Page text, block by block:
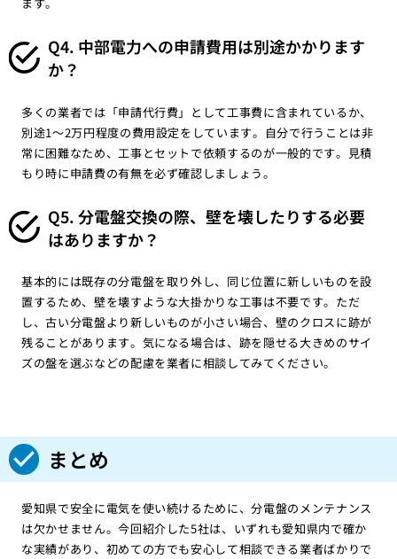
Q4. 中部電力への申請費用は別途かかります
か？
多くの業者では「申請代行費」として工事費に含まれているか、
別途1〜2万円程度の費用設定をしています。自分で行うことは非
常に困難なため、工事とセットで依頼するのが一般的です。見積
もり時に申請費の有無を必ず確認しましょう。
Q5. 分電盤交換の際、壁を壊したりする必要
はありますか？
基本的には既存の分電盤を取り外し、同じ位置に新しいものを設
置するため、壁を壊すような大掛かりな工事は不要です。ただ
し、古い分電盤より新しいものが小さい場合、壁のクロスに跡が
残ることがあります。気になる場合は、跡を隠せる大きめのサイ
ズの盤を選ぶなどの配慮を業者に相談してみてください。
まとめ
愛知県で安全に電気を使い続けるために、分電盤のメンテナンス
は欠かせません。今回紹介した5社は、いずれも愛知県内で確か
な実績があり、初めての方でも安心して相談できる業者ばかりで